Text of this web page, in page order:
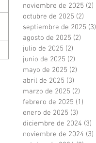
noviembre de 2025 (2)
octubre de 2025 (2)
septiembre de 2025 (3)
agosto de 2025 (2)
julio de 2025 (2)
junio de 2025 (2)
mayo de 2025 (2)
abril de 2025 (3)
marzo de 2025 (2)
febrero de 2025 (1)
enero de 2025 (3)
diciembre de 2024 (3)
noviembre de 2024 (3)